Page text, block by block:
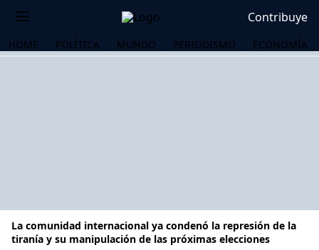
Contribuye
HOME POLÍTICA MUNDO PERIODISMO ECONOMÍA
La comunidad internacional ya condenó la represión de la
tiranía y su manipulación de las próximas elecciones